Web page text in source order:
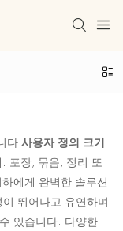
다 사용자 정의 크기
포장, 묶음, 정리 또
에게 완벽한 솔루션
이 뛰어나고 유연하며
있습니다. 다양한